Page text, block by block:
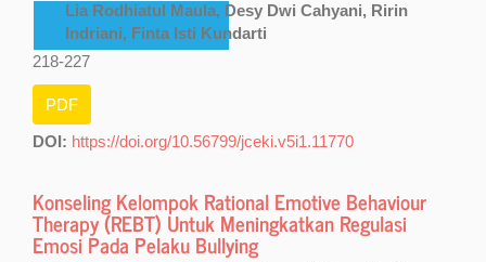
Lia Rodhiatul Maula, Desy Dwi Cahyani, Ririn
Indriani, Finta Isti Kundarti
218-227
PDF
DOI: https://doi.org/10.56799/jceki.v5i1.11770
Konseling Kelompok Rational Emotive Behaviour
Therapy (REBT) Untuk Meningkatkan Regulasi
Emosi Pada Pelaku Bullying